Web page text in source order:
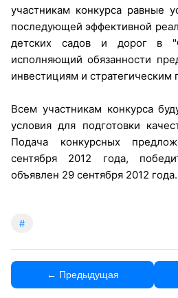
участникам конкурса равные
последующей эффективной
детских садов и дорог в
исполняющий обязанности
инвестициям и
Всем участникам конкурса
условия для подготовки
Подача конкурсных
сентября 2012 года,
объявлен 29 сентября 2012 года.
#
← Предыдущая